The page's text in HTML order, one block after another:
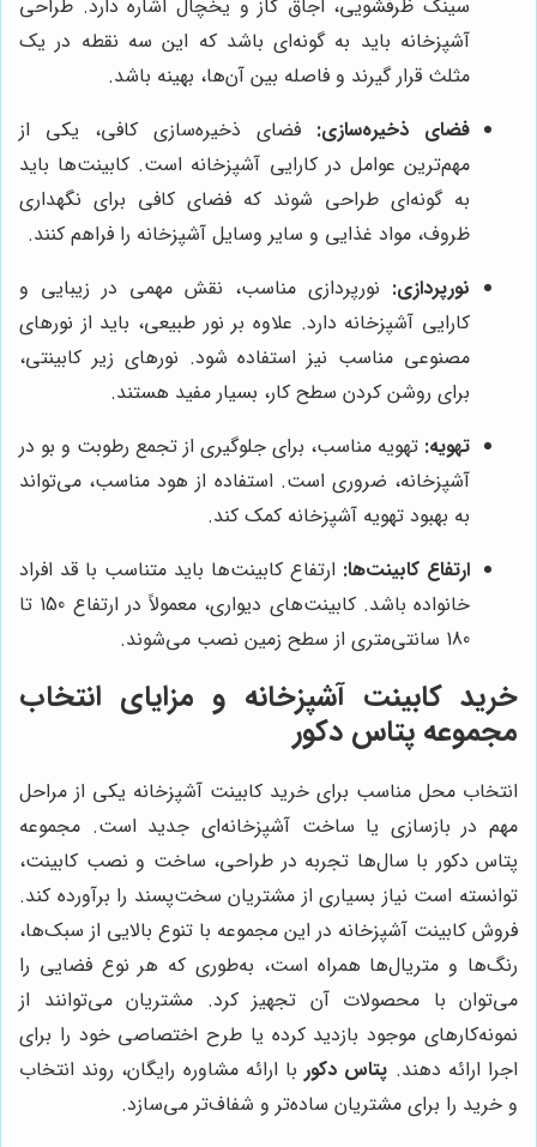
سینک ظرفشویی، اجاق گاز و یخچال اشاره دارد. طراحی
آشپزخانه باید به گونه‌ای باشد که این سه نقطه در یک
مثلث قرار گیرند و فاصله بین آن‌ها، بهینه باشد.
فضای ذخیره‌سازی: فضای ذخیره‌سازی کافی، یکی از
مهم‌ترین عوامل در کارایی آشپزخانه است. کابینت‌ها باید
به گونه‌ای طراحی شوند که فضای کافی برای نگهداری
ظروف، مواد غذایی و سایر وسایل آشپزخانه را فراهم کنند.
نورپردازی: نورپردازی مناسب، نقش مهمی در زیبایی و
کارایی آشپزخانه دارد. علاوه بر نور طبیعی، باید از نورهای
مصنوعی مناسب نیز استفاده شود. نورهای زیر کابینتی،
برای روشن کردن سطح کار، بسیار مفید هستند.
تهویه: تهویه مناسب، برای جلوگیری از تجمع رطوبت و بو در
آشپزخانه، ضروری است. استفاده از هود مناسب، می‌تواند
به بهبود تهویه آشپزخانه کمک کند.
ارتفاع کابینت‌ها: ارتفاع کابینت‌ها باید متناسب با قد افراد
خانواده باشد. کابینت‌های دیواری، معمولاً در ارتفاع 150 تا
180 سانتی‌متری از سطح زمین نصب می‌شوند.
خرید کابینت آشپزخانه و مزایای انتخاب
مجموعه پتاس دکور
انتخاب محل مناسب برای خرید کابینت آشپزخانه یکی از مراحل
مهم در بازسازی یا ساخت آشپزخانه‌ای جدید است. مجموعه
پتاس دکور با سال‌ها تجربه در طراحی، ساخت و نصب کابینت،
توانسته است نیاز بسیاری از مشتریان سخت‌پسند را برآورده کند.
فروش کابینت آشپزخانه در این مجموعه با تنوع بالایی از سبک‌ها،
رنگ‌ها و متریال‌ها همراه است، به‌طوری که هر نوع فضایی را
می‌توان با محصولات آن تجهیز کرد. مشتریان می‌توانند از
نمونه‌کارهای موجود بازدید کرده یا طرح اختصاصی خود را برای
اجرا ارائه دهند. پتاس دکوربا ارائه مشاوره رایگان، روند انتخاب
و خرید را برای مشتریان ساده‌تر و شفاف‌تر می‌سازد.